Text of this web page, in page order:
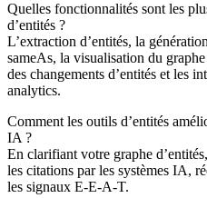
Quelles fonctionnalités sont les
d’entités ?
L’extraction d’entités, la
sameAs, la visualisation du
des changements d’entités et les
analytics.
Comment les outils d’entités
IA ?
En clarifiant votre graphe
les citations par les systèmes IA,
les signaux E-E-A-T.